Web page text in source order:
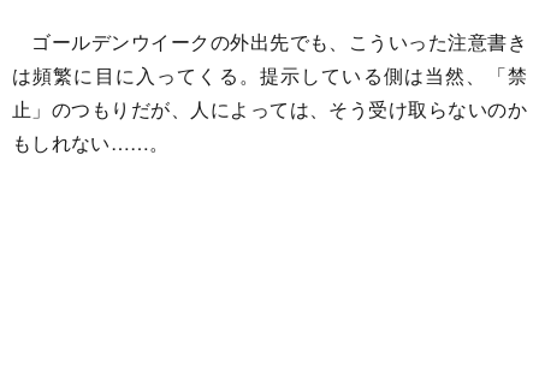
ゴールデンウイークの外出先でも、こういった注意書き
は頻繁に目に入ってくる。提示している側は当然、「禁
止」のつもりだが、人によっては、そう受け取らないのか
もしれない……。